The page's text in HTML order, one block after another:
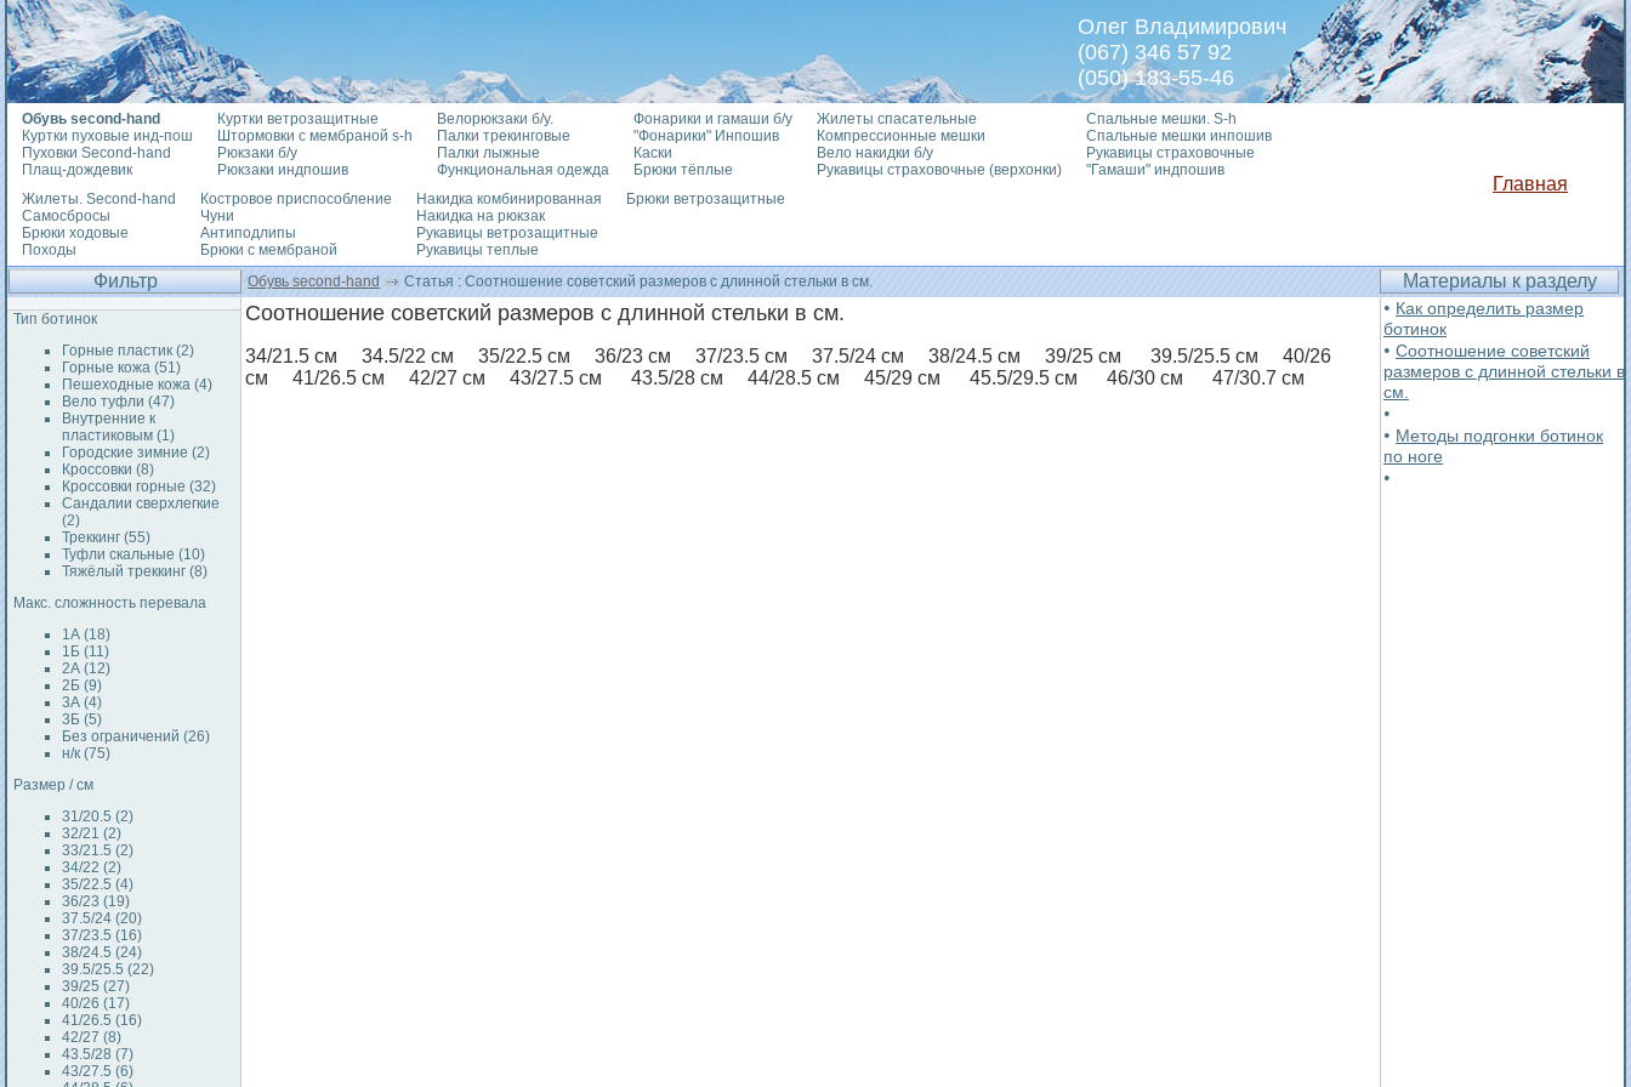
Олег Владимирович
(067) 346 57 92
(050) 183-55-46
Обувь second-hand
Куртки пуховые инд-пош
Пуховки Second-hand
Плащ-дождевик
Куртки ветрозащитные
Штормовки с мембраной s-h
Рюкзаки б/у
Рюкзаки индпошив
Велорюкзаки б/у.
Палки трекинговые
Палки лыжные
Функциональная одежда
Фонарики и гамаши б/у
"Фонарики" Инпошив
Каски
Брюки тёплые
Жилеты спасательные
Компрессионные мешки
Вело накидки б/у
Рукавицы страховочные (верхонки)
Спальные мешки. S-h
Спальные мешки инпошив
Рукавицы страховочные
"Гамаши" индпошив
Жилеты. Second-hand
Самосбросы
Брюки ходовые
Походы
Костровое приспособление
Чуни
Антиподлипы
Брюки с мембраной
Накидка комбинированная
Накидка на рюкзак
Рукавицы ветрозащитные
Рукавицы теплые
Брюки ветрозащитные
Главная
Фильтр Обувь second-hand Статья : Соотношение советский размеров с длинной стельки в см. Материалы к разделу
Тип ботинок
Горные пластик (2)
Горные кожа (51)
Пешеходные кожа (4)
Вело туфли (47)
Внутренние к
пластиковым (1)
Городские зимние (2)
Кроссовки (8)
Кроссовки горные (32)
Сандалии сверхлегкие
(2)
Треккинг (55)
Туфли скальные (10)
Тяжёлый треккинг (8)
Макс. сложнность перевала
1А (18)
1Б (11)
2А (12)
2Б (9)
3А (4)
3Б (5)
Без ограничений (26)
н/к (75)
Размер / см
31/20.5 (2)
32/21 (2)
33/21.5 (2)
34/22 (2)
35/22.5 (4)
36/23 (19)
37.5/24 (20)
37/23.5 (16)
38/24.5 (24)
39.5/25.5 (22)
39/25 (27)
40/26 (17)
41/26.5 (16)
42/27 (8)
43.5/28 (7)
43/27.5 (6)
Соотношение советский размеров с длинной стельки в см.
34/21.5 см 34.5/22 см 35/22.5 см 36/23 см 37/23.5 см 37.5/24 см 38/24.5 см 39/25 см 39.5/25.5 см 40/26
см 41/26.5 см 42/27 см 43/27.5 см 43.5/28 см 44/28.5 см 45/29 см 45.5/29.5 см 46/30 см 47/30.7 см
• Как определить размер
ботинок
• Соотношение советский
размеров с длинной стельки в
см.
•
• Методы подгонки ботинок
по ноге
•